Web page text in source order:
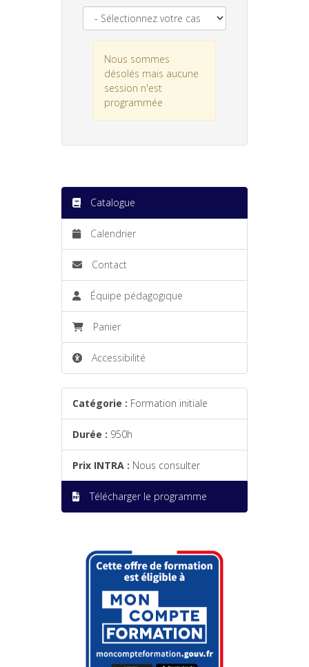
Nous sommes
désolés mais aucune
session n'est
programmée
Catalogue
Calendrier
Contact
Équipe pédagogique
Panier
Accessibilité
Catégorie : Formation initiale
Durée : 950h
Prix INTRA : Nous consulter
Télécharger le programme